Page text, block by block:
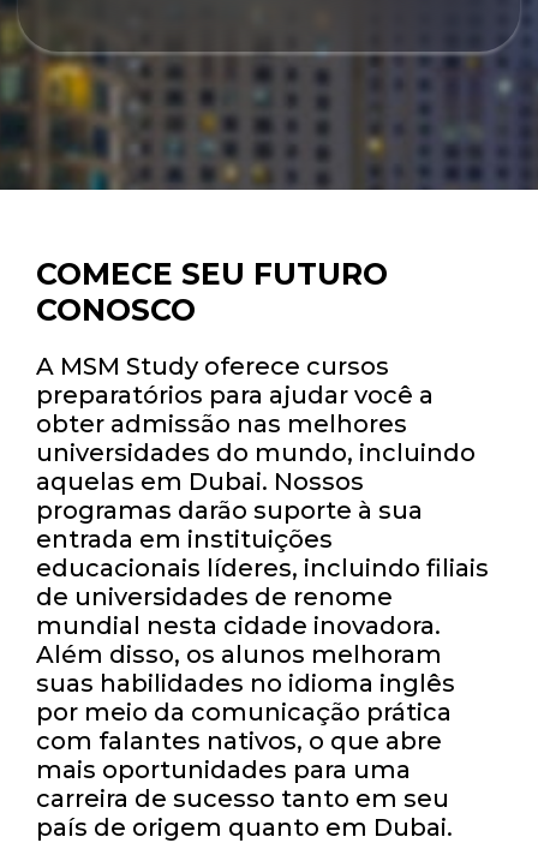
COMECE SEU FUTURO
CONOSCO
A MSM Study oferece cursos
preparatórios para ajudar você a
obter admissão nas melhores
universidades do mundo, incluindo
aquelas em Dubai. Nossos
programas darão suporte à sua
entrada em instituições
educacionais líderes, incluindo filiais
de universidades de renome
mundial nesta cidade inovadora.
Além disso, os alunos melhoram
suas habilidades no idioma inglês
por meio da comunicação prática
com falantes nativos, o que abre
mais oportunidades para uma
carreira de sucesso tanto em seu
país de origem quanto em Dubai.